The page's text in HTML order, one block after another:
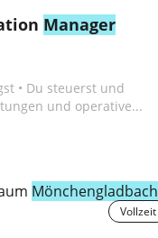
Manager
• Du steuerst und
und operative...
Mönchengladbach
Vollzeit